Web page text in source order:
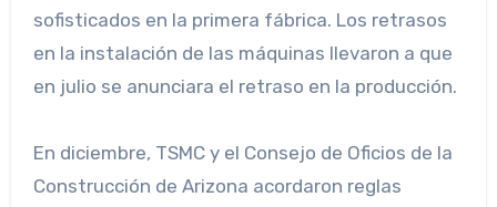
sofisticados en la primera fábrica. Los retrasos
en la instalación de las máquinas llevaron a que
en julio se anunciara el retraso en la producción.
En diciembre, TSMC y el Consejo de Oficios de la
Construcción de Arizona acordaron reglas